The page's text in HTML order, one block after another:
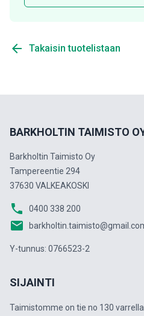
arrow_back Takaisin tuotelistaan
BARKHOLTIN TAIMISTO
Barkholtin Taimisto Oy
Tampereentie 294
37630 VALKEAKOSKI
phone 0400 338 200
email
Y-tunnus: 0766523-2
SIJAINTI
Taimistomme on tie no 130